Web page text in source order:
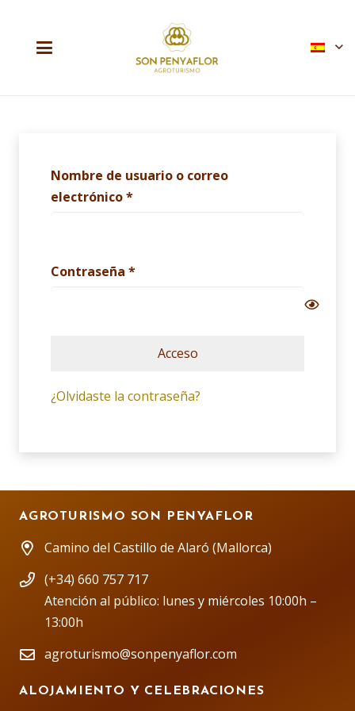
Nombre de usuario o correo
electrónico*Obligatorio
Contraseña *Obligatorio
Acceso
¿Olvidaste la contraseña?
AGROTURISMO SON PENYAFLOR
Camino del Castillo de Alaró (Mallorca)
(+34) 660 757 717
Atención al público: lunes y miércoles 10:00h –
13:00h
agroturismo@sonpenyaflor.com
ALOJAMIENTO Y CELEBRACIONES